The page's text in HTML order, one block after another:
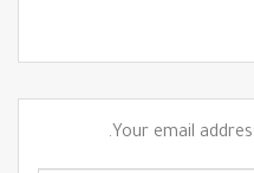
Your email